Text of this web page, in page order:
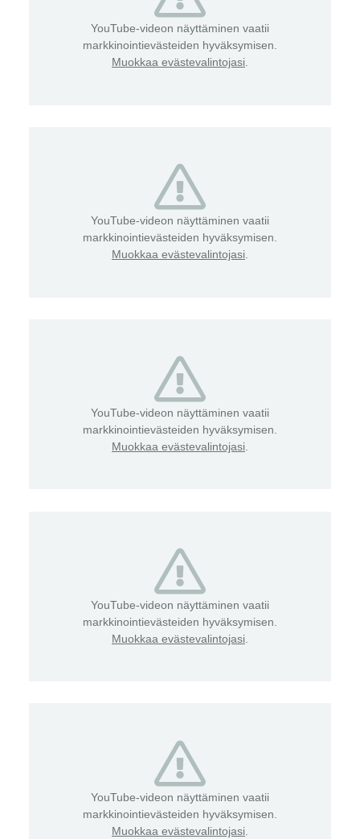
YouTube-videon näyttäminen vaatii
markkinointievästeiden hyväksymisen.
Muokkaa evästevalintojasi.
YouTube-videon näyttäminen vaatii
markkinointievästeiden hyväksymisen.
Muokkaa evästevalintojasi
YouTube-videon näyttäminen vaatii
markkinointievästeiden hyväksymisen.
Muokkaa evästevalintojasi
YouTube-videon näyttäminen vaatii
markkinointievästeiden hyväksymisen.
Muokkaa evästevalintojasi
YouTube-videon näyttäminen vaatii
markkinointievästeiden hyväksymisen.
Muokkaa evästevalintojasi